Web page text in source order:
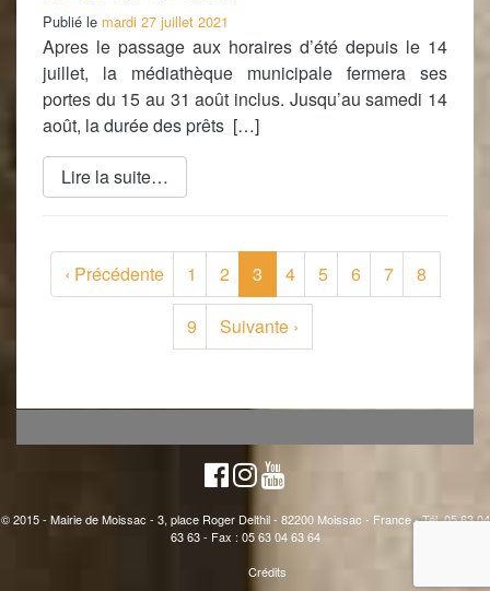
Publié le mardi 27 juillet 2021
Apres le passage aux horaires d’été depuis le 14
juillet, la médiathèque municipale fermera ses
portes du 15 au 31 août inclus. Jusqu’au samedi 14
août, la durée des prêts […]
Lire la suite…
‹ Précédente 1 2 3(current)
4 5 6 7 8
9 Suivante ›
© 2015 - Mairie de Moissac - 3, place Roger Delthil - 82200 Moissac - France - Tél. 05 63 04
63 63 - Fax : 05 63 04 63 64
Crédits